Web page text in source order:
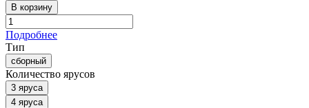
В корзину
Подробнее
Тип
сборный
Количество ярусов
3 яруса
4 яруса